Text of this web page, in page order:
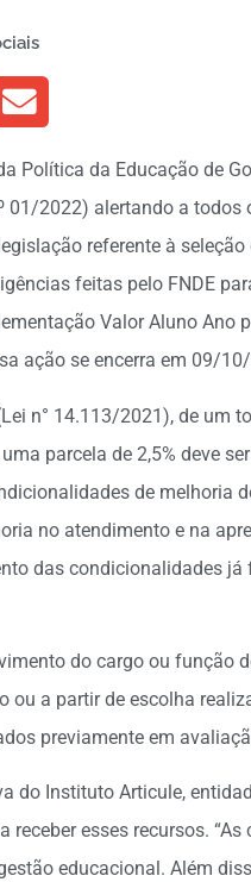
Política da Educação de
01/2022) alertando a
referente à
feitas pelo FNDE
Valor Aluno Ano
ação se encerra em 09/
n° 14.113/2021), de um
parcela de 2,5% deve
de melhoria
no atendimento e na
das condicionalidades
do cargo ou função
ou a partir de escolha
previamente em
do Instituto Articule,
esses recursos.
educacional. Além